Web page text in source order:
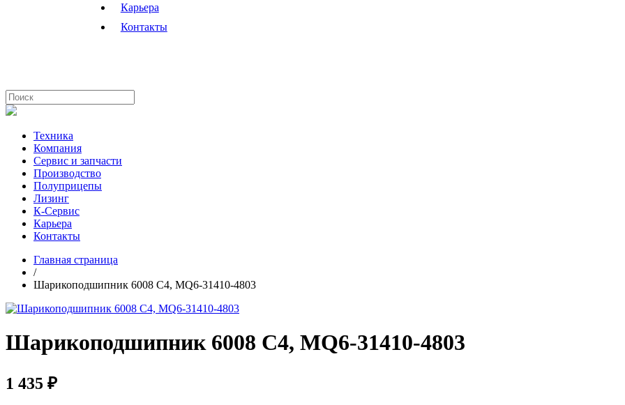
Карьера
Контакты
Техника
Компания
Сервис и запчасти
Производство
Полуприцепы
Лизинг
К-Сервис
Карьера
Контакты
Главная страница
/
Шарикоподшипник 6008 C4, MQ6-31410-4803
Шарикоподшипник 6008 C4, MQ6-31410-4803
1 435 ₽